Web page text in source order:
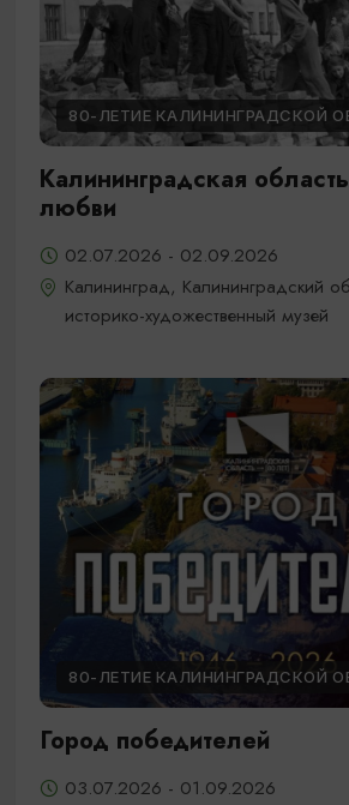
80-ЛЕТИЕ КАЛИНИНГРАДСКОЙ
Калининградская
любви
02.07.2026 - 02.09.2026
Калининград, Калининградский
историко-художественный музей
80-ЛЕТИЕ КАЛИНИНГРАДСКОЙ
Город победителей
03.07.2026 - 01.09.2026